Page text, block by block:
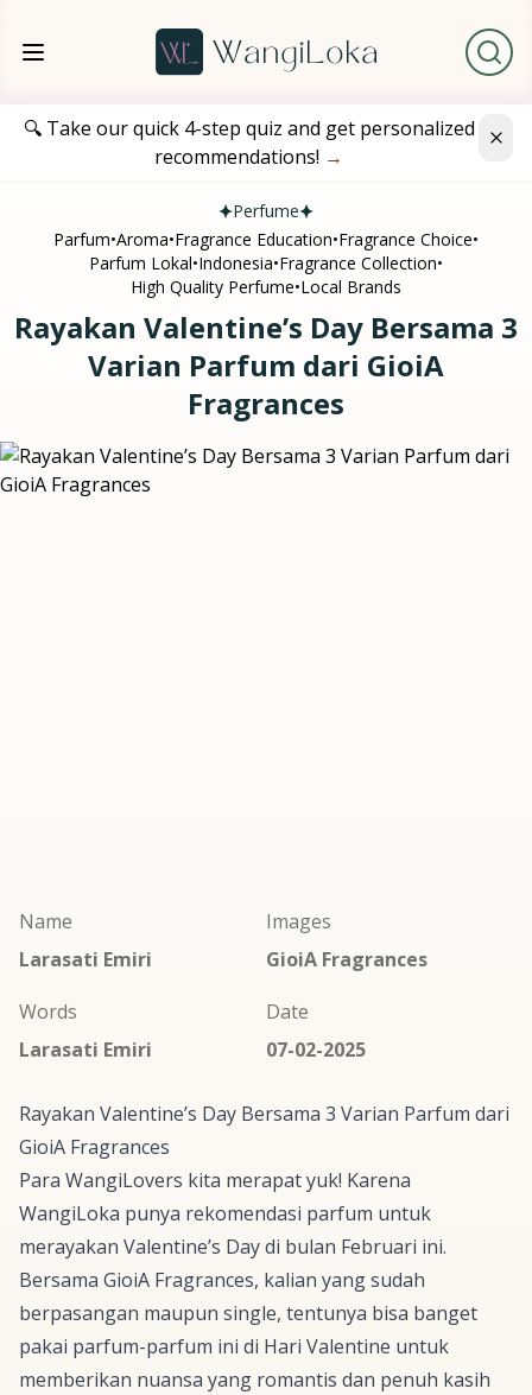
🔍 Take our quick 4-step quiz and get personalized
recommendations! →
Perfume
Parfum•Aroma•Fragrance Education•Fragrance Choice•
Parfum Lokal•Indonesia•Fragrance Collection•
High Quality Perfume•Local Brands
Rayakan Valentine’s Day Bersama 3
Varian Parfum dari GioiA
Fragrances
Name
Larasati Emiri
Images
GioiA Fragrances
Words
Larasati Emiri
Date
07-02-2025
Rayakan Valentine’s Day Bersama 3 Varian Parfum dari
GioiA Fragrances
Para WangiLovers kita merapat yuk! Karena
WangiLoka punya rekomendasi parfum untuk
merayakan Valentine’s Daydi bulan Februari ini.
Bersama GioiA Fragrances, kalian yang sudah
berpasangan maupun single, tentunya bisa banget
pakai parfum-parfum ini di Hari Valentine untuk
memberikan nuansa yang romantis dan penuh kasih